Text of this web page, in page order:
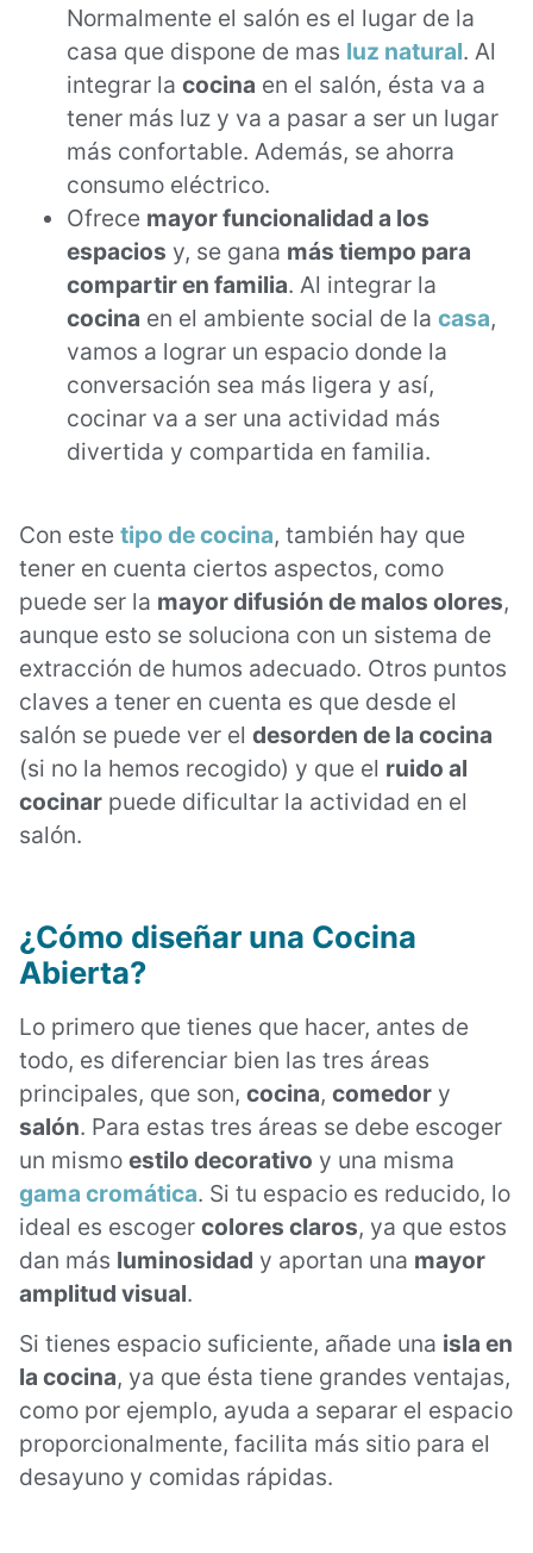
Normalmente el salón es el lugar de la
casa que dispone de mas luz natural. Al
integrar la cocina en el salón, ésta va a
tener más luz y va a pasar a ser un lugar
más confortable. Además, se ahorra
consumo eléctrico.
Ofrece mayor funcionalidad a los
espacios y, se gana más tiempo para
compartir en familia. Al integrar la
cocina en el ambiente social de la casa,
vamos a lograr un espacio donde la
conversación sea más ligera y así,
cocinar va a ser una actividad más
divertida y compartida en familia.
Con este tipo de cocina, también hay que
tener en cuenta ciertos aspectos, como
puede ser la mayor difusión de malos olores,
aunque esto se soluciona con un sistema de
extracción de humos adecuado. Otros puntos
claves a tener en cuenta es que desde el
salón se puede ver el desorden de la cocina
(si no la hemos recogido) y que el ruido al
cocinar puede dificultar la actividad en el
salón.
¿Cómo diseñar una Cocina
Abierta?
Lo primero que tienes que hacer, antes de
todo, es diferenciar bien las tres áreas
principales, que son, cocina, comedor y
salón. Para estas tres áreas se debe escoger
un mismo estilo decorativo y una misma
gama cromática. Si tu espacio es reducido, lo
ideal es escoger colores claros, ya que estos
dan más luminosidad y aportan una mayor
amplitud visual.
Si tienes espacio suficiente, añade una isla en
la cocina, ya que ésta tiene grandes ventajas,
como por ejemplo, ayuda a separar el espacio
proporcionalmente, facilita más sitio para el
desayuno y comidas rápidas.